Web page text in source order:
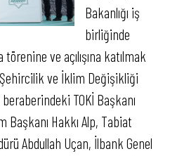
Bakanlığı iş
birliğinde
ve açılışına katılmak
ve İklim Değişikliği
TOKİ Başkanı
Başkanı Hakkı Alp, Tabiat
Abdullah Uçan, İlbank Genel